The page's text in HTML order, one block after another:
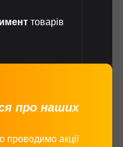
товарів
про наших
проводимо акції